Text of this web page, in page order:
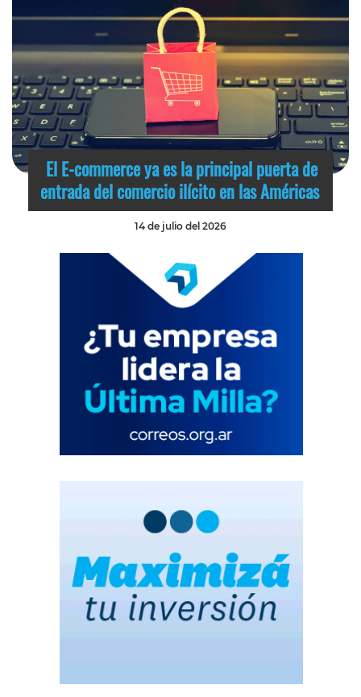
El E-commerce ya es la principal puerta de
entrada del comercio ilícito en las Américas
14 de julio del 2026